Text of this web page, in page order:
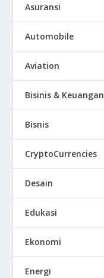
Asuransi
Automobile
Aviation
Bisinis & Keuangan
Bisnis
CryptoCurrencies
Desain
Edukasi
Ekonomi
Energi